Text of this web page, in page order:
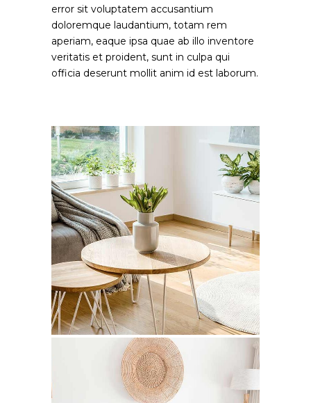
error sit voluptatem accusantium
doloremque laudantium, totam rem
aperiam, eaque ipsa quae ab illo inventore
veritatis et proident, sunt in culpa qui
officia deserunt mollit anim id est laborum.